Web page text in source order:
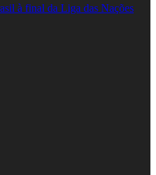
à final da Liga das Nações